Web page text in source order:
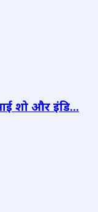
शो और इंडि...